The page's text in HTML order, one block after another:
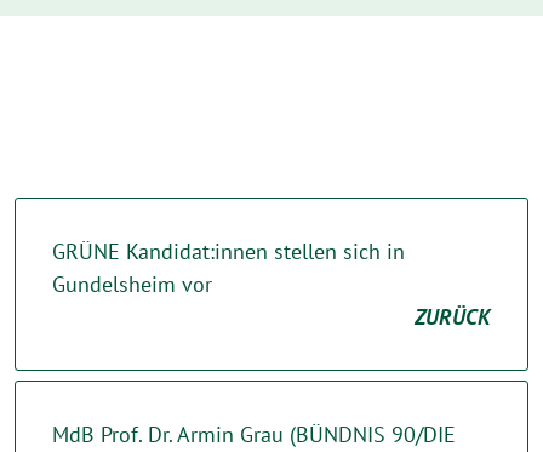
GRÜNE Kandidat:innen stellen sich in
Gundelsheim vor
ZURÜCK
MdB Prof. Dr. Armin Grau (BÜNDNIS 90/DIE